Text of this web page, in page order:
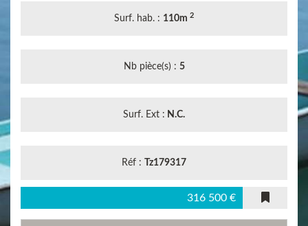
Surf. hab. : 110m 2
Nb pièce(s) : 5
Surf. Ext : N.C.
Réf : Tz179317
316 500 €